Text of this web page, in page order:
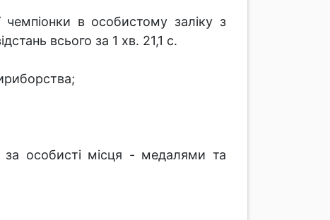
в особистому заліку з
всього за 1 хв. 21,1 с.
особисті місця - медалями та